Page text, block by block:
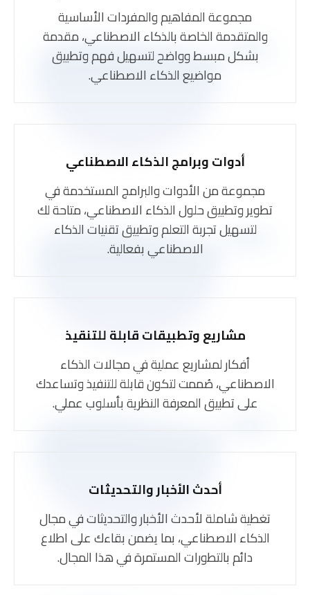
مجموعة المفاهيم والمفردات الأساسية
والمتقدمة الخاصة بالذكاء الاصطناعي، مقدمة
بشكل مبسط وواضح لتسهيل فهم وتطبيق
مواضيع الذكاء الاصطناعي.
أدوات وبرامج الذكاء الاصطناعي
مجموعة من الأدوات والبرامج المستخدمة في
تطوير وتطبيق حلول الذكاء الاصطناعي، متاحة لك
لتسهيل تجربة التعلم وتطبيق تقنيات الذكاء
الاصطناعي بفعالية.
مشاريع وتطبيقات قابلة للتنقيذ
أفكار لمشاريع عملية في مجالات الذكاء
الاصطناعي، صُممت لتكون قابلة للتنفيذ وتساعدك
على تطبيق المعرفة النظرية بأسلوب عملي.
أحدث الأخبار والتحديثات
تغطية شاملة لأحدث الأخبار والتحديثات في مجال
الذكاء الاصطناعي، بما يضمن بقاءك على اطلاع
دائم بالتطورات المستمرة في هذا المجال.